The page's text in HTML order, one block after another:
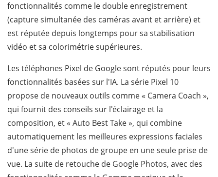
fonctionnalités comme le double enregistrement
(capture simultanée des caméras avant et arrière) et
est réputée depuis longtemps pour sa stabilisation
vidéo et sa colorimétrie supérieures.
Les téléphones Pixel de Google sont réputés pour leurs
fonctionnalités basées sur l'IA. La série Pixel 10
propose de nouveaux outils comme « Camera Coach »,
qui fournit des conseils sur l'éclairage et la
composition, et « Auto Best Take », qui combine
automatiquement les meilleures expressions faciales
d'une série de photos de groupe en une seule prise de
vue. La suite de retouche de Google Photos, avec des